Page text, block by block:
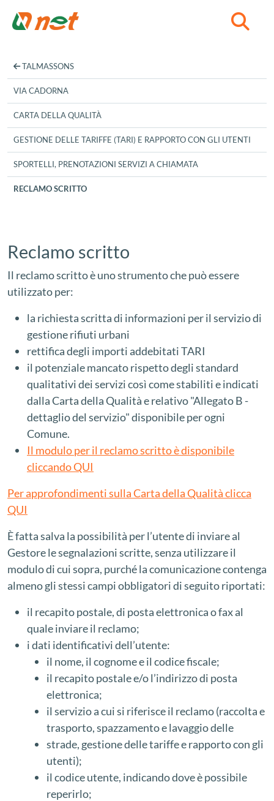
TALMASSONS
VIA CADORNA
CARTA DELLA QUALITÀ
GESTIONE DELLE TARIFFE (TARI) E RAPPORTO CON GLI UTENTI
SPORTELLI, PRENOTAZIONI SERVIZI A CHIAMATA
RECLAMO SCRITTO
Reclamo scritto
Il reclamo scritto è uno strumento che può essere
utilizzato per:
la richiesta scritta di informazioni per il servizio di
gestione rifiuti urbani
rettifica degli importi addebitati TARI
il potenziale mancato rispetto degli standard
qualitativi dei servizi così come stabiliti e indicati
dalla Carta della Qualità e relativo "Allegato B -
dettaglio del servizio" disponibile per ogni
Comune.
Il modulo per il reclamo scritto è disponibile
cliccando QUI
Per approfondimenti sulla Carta della Qualità clicca
QUI
È fatta salva la possibilità per l’utente di inviare al
Gestore le segnalazioni scritte, senza utilizzare il
modulo di cui sopra, purché la comunicazione contenga
almeno gli stessi campi obbligatori di seguito riportati:
il recapito postale, di posta elettronica o fax al
quale inviare il reclamo;
i dati identificativi dell’utente:
il nome, il cognome e il codice fiscale;
il recapito postale e/o l’indirizzo di posta
elettronica;
il servizio a cui si riferisce il reclamo (raccolta e
trasporto, spazzamento e lavaggio delle
strade, gestione delle tariffe e rapporto con gli
utenti);
il codice utente, indicando dove è possibile
reperirlo;